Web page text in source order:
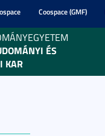
Coospace (GMF)
ÉS
KAR